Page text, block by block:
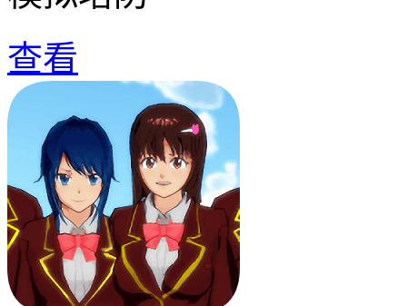
查看